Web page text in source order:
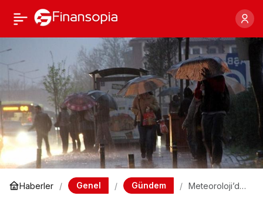
Haberler Genel Gündem
Meteoroloji’de
Meteoroloji’den şiddetli
sağanak uyarısı
Paylaş